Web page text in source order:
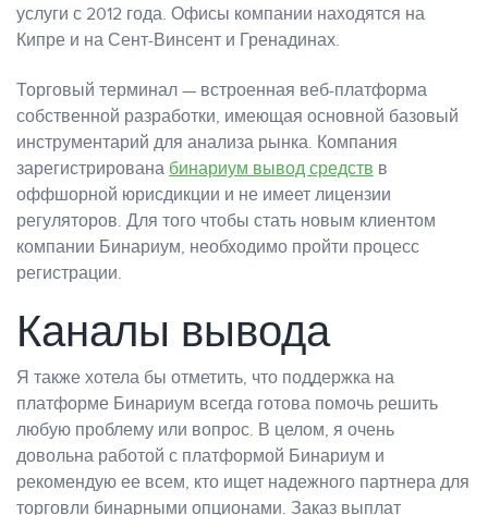
услуги с 2012 года. Офисы компании находятся на
Кипре и на Сент-Винсент и Гренадинах.
Торговый терминал — встроенная веб-платформа
собственной разработки, имеющая основной базовый
инструментарий для анализа рынка. Компания
зарегистрирована бинариум вывод средств в
оффшорной юрисдикции и не имеет лицензии
регуляторов. Для того чтобы стать новым клиентом
компании Бинариум, необходимо пройти процесс
регистрации.
Каналы вывода
Я также хотела бы отметить, что поддержка на
платформе Бинариум всегда готова помочь решить
любую проблему или вопрос. В целом, я очень
довольна работой с платформой Бинариум и
рекомендую ее всем, кто ищет надежного партнера для
торговли бинарными опционами. Заказ выплат